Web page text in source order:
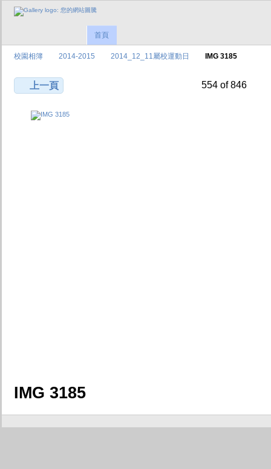
首頁
校園相簿 2014-2015 2014_12_11屬校運動日 IMG 3185
上一頁 554 of 846
IMG 3185